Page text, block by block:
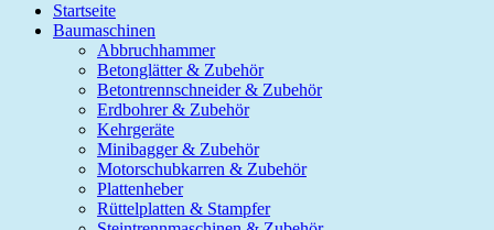
Startseite
Baumaschinen
Abbruchhammer
Betonglätter & Zubehör
Betontrennschneider & Zubehör
Erdbohrer & Zubehör
Kehrgeräte
Minibagger & Zubehör
Motorschubkarren & Zubehör
Plattenheber
Rüttelplatten & Stampfer